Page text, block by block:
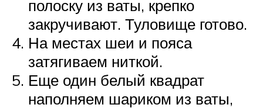
полоску из ваты, крепко
закручивают. Туловище готово.
На местах шеи и пояса
затягиваем ниткой.
Еще один белый квадрат
наполняем шариком из ваты,